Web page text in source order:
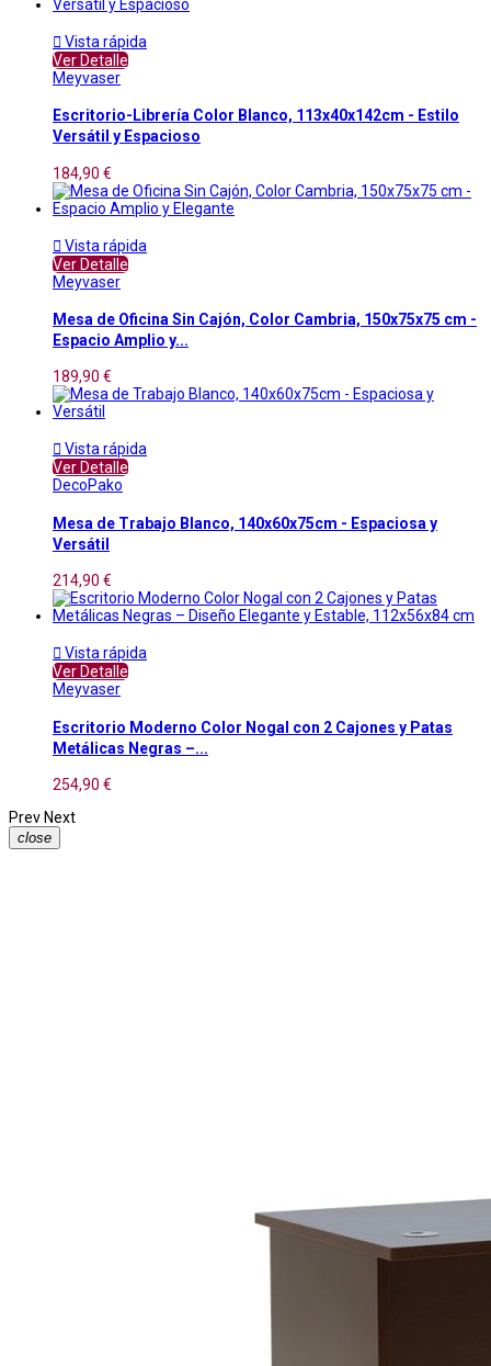
 Vista rápida
Ver Detalle
Meyvaser
Escritorio-Librería Color Blanco, 113x40x142cm - Estilo
Versátil y Espacioso
184,90 €
 Vista rápida
Ver Detalle
Meyvaser
Mesa de Oficina Sin Cajón, Color Cambria, 150x75x75 cm -
Espacio Amplio y...
189,90 €
 Vista rápida
Ver Detalle
DecoPako
Mesa de Trabajo Blanco, 140x60x75cm - Espaciosa y
Versátil
214,90 €
 Vista rápida
Ver Detalle
Meyvaser
Escritorio Moderno Color Nogal con 2 Cajones y Patas
Metálicas Negras –...
254,90 €
Prev Next
close